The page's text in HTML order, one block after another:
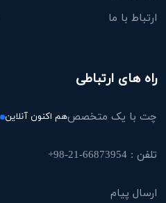
ارتباط با ما
راه های ارتباطی
چت با یک متخصصهم اکنون آنلاین
تلفن : 66873954-21-98+
ارسال پیام